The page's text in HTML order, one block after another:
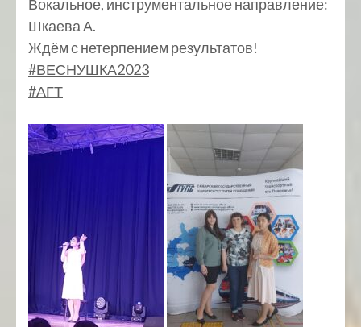
Вокальное, инструментальное направление:
Шкаева А.
Ждём с нетерпением результатов!
#ВЕСНУШКА2023
#АГТ